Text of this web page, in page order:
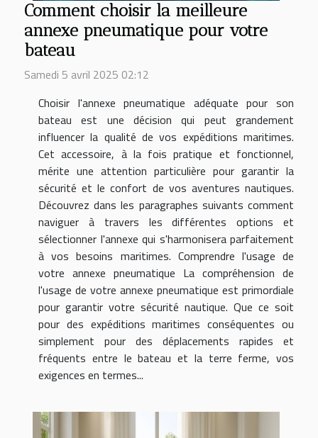
Comment choisir la meilleure
annexe pneumatique pour votre
bateau
Samedi 5 avril 2025 02:12
Choisir l'annexe pneumatique adéquate pour son
bateau est une décision qui peut grandement
influencer la qualité de vos expéditions maritimes.
Cet accessoire, à la fois pratique et fonctionnel,
mérite une attention particulière pour garantir la
sécurité et le confort de vos aventures nautiques.
Découvrez dans les paragraphes suivants comment
naviguer à travers les différentes options et
sélectionner l'annexe qui s'harmonisera parfaitement
à vos besoins maritimes. Comprendre l'usage de
votre annexe pneumatique La compréhension de
l'usage de votre annexe pneumatique est primordiale
pour garantir votre sécurité nautique. Que ce soit
pour des expéditions maritimes conséquentes ou
simplement pour des déplacements rapides et
fréquents entre le bateau et la terre ferme, vos
exigences en termes...